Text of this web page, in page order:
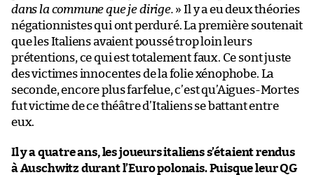
dans la commune que je dirige. » Il y a eu deux théories
négationnistes qui ont perduré. La première soutenait
que les Italiens avaient poussé trop loin leurs
prétentions, ce qui est totalement faux. Ce sont juste
des victimes innocentes de la folie xénophobe. La
seconde, encore plus farfelue, c’est qu’Aigues-Mortes
fut victime de ce théâtre d’Italiens se battant entre
eux.
Il y a quatre ans, les joueurs italiens s’étaient rendus
à Auschwitz durant l’Euro polonais. Puisque leur QG